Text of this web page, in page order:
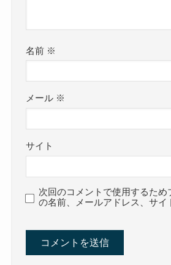
名前 ※
メール ※
サイト
次回のコメントで使用するため
の名前、メールアドレス、サイ